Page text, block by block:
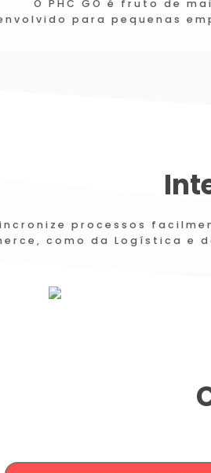
O PHC GO é fruto de
para pequenas
processos
como da Logística e